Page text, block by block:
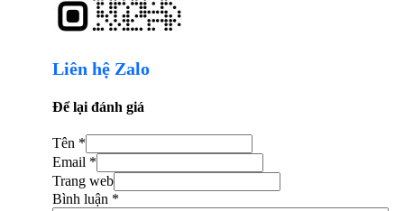
Liên hệ Zalo
Để lại đánh giá
Tên *
Email *
Trang web
Bình luận *